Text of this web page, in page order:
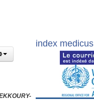
index medicus